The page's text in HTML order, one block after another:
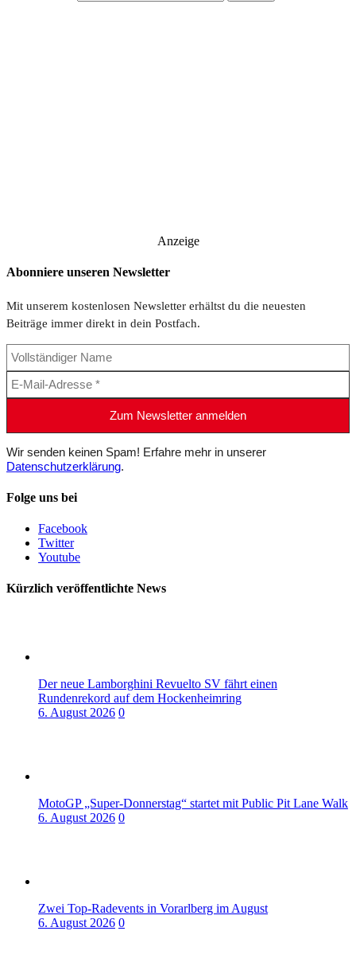
Anzeige
Abonniere unseren Newsletter
Mit unserem kostenlosen Newsletter erhältst du die neuesten
Beiträge immer direkt in dein Postfach.
Wir senden keinen Spam! Erfahre mehr in unserer
Datenschutzerklärung.
Folge uns bei
Facebook
Twitter
Youtube
Kürzlich veröffentlichte News
Der neue Lamborghini Revuelto SV fährt einen
Rundenrekord auf dem Hockenheimring
6. August 2026 0
MotoGP „Super-Donnerstag“ startet mit Public Pit Lane Walk
6. August 2026 0
Zwei Top-Radevents in Vorarlberg im August
6. August 2026 0